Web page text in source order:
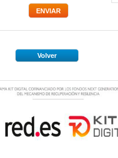
Volver